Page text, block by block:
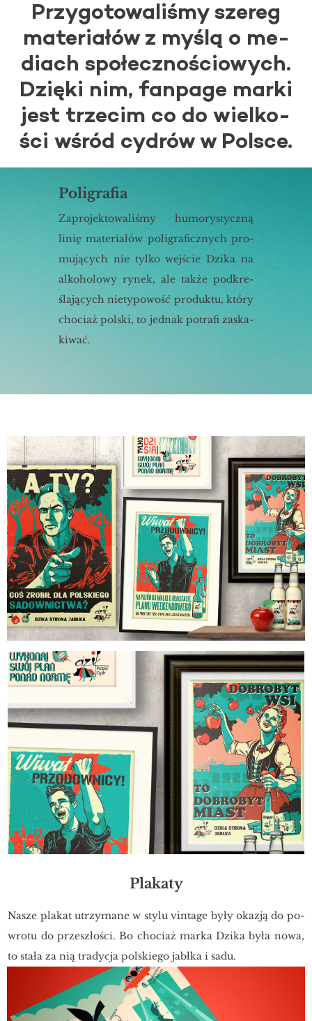
Przy­go­to­wa­li­śmy sze­reg
ma­te­ria­łów z myślą o me­
diach spo­łecz­no­ścio­wych.
Dzię­ki nim, fan­pa­ge marki
jest trze­cim co do wiel­ko­
ści wśród cy­drów w Pol­sce.
Poligrafia
Za­pro­jek­to­wa­li­śmy hu­mo­ry­stycz­ną
linię ma­te­ria­łów po­li­gra­ficz­nych pro­
mu­ją­cych nie tylko wej­ście Dzika na
al­ko­ho­lo­wy rynek, ale także pod­kre­
śla­ją­cych nie­ty­po­wość pro­duk­tu, który
cho­ciaż pol­ski, to jed­nak po­tra­fi za­ska­
ki­wać.
Plakaty
Nasze pla­kat utrzy­ma­ne w stylu vin­ta­ge były oka­zją do po­
wro­tu do prze­szło­ści. Bo cho­ciaż marka Dzika była nowa,
to stała za nią tra­dy­cja pol­skie­go jabł­ka i sadu.